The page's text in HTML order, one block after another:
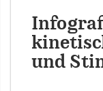
und